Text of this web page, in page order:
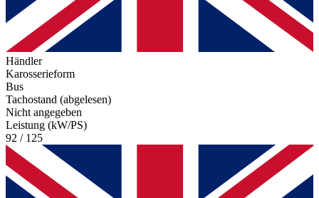
Händler
Karosserieform
Bus
Tachostand (abgelesen)
Nicht angegeben
Leistung (kW/PS)
92 / 125